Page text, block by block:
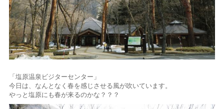
「塩原温泉ビジターセンター」
今日は、なんとなく春を感じさせる風が吹いています。
やっと塩原にも春が来るのかな？？？